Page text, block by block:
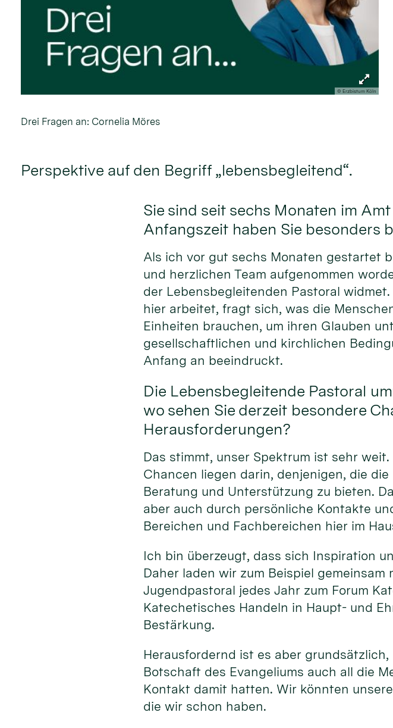
© Erzbistum Köln
Drei Fragen an: Cornelia Möres
Perspektive auf den Begriff „lebensbegleitend“.
Sie sind seit sechs Monaten im
Anfangszeit haben Sie besonders
Als ich vor gut sechs Monaten gestartet
und herzlichen Team aufgenommen
der Lebensbegleitenden Pastoral
hier arbeitet, fragt sich, was die
Einheiten brauchen, um ihren Glauben
gesellschaftlichen und kirchlichen
Anfang an beeindruckt.
Die Lebensbegleitende Pastoral
wo sehen Sie derzeit besondere
Herausforderungen?
Das stimmt, unser Spektrum ist sehr
Chancen liegen darin, denjenigen, die
Beratung und Unterstützung zu bieten.
aber auch durch persönliche Kontakte
Bereichen und Fachbereichen hier im
Ich bin überzeugt, dass sich Inspiration
Daher laden wir zum Beispiel
Jugendpastoral jedes Jahr zum Forum
Katechetisches Handeln in Haupt- und
Bestärkung.
Herausfordernd ist es aber
Botschaft des Evangeliums auch all die
Kontakt damit hatten. Wir könnten
die wir schon haben.